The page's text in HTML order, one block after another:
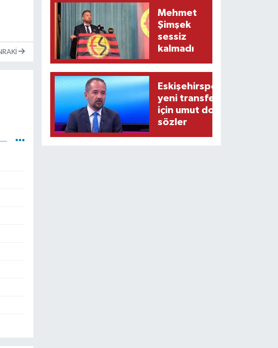
Mehmet
Şimşek
sessiz
kalmadı
Eskişehirspor’un
yeni transferi
için umut dolu
sözler